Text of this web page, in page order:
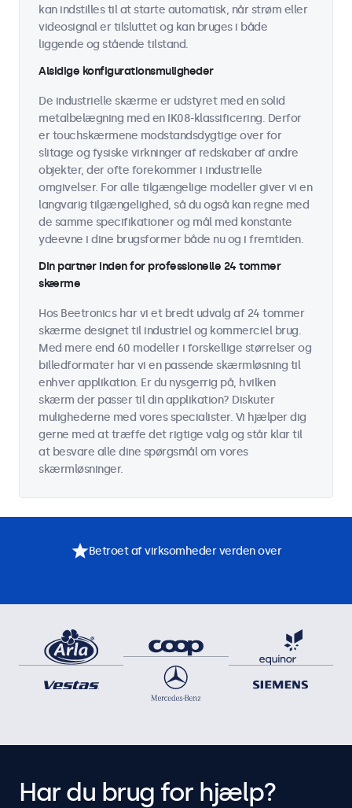
kan indstilles til at starte automatisk, når strøm eller
videosignal er tilsluttet og kan bruges i både
liggende og stående tilstand.
Alsidige konfigurationsmuligheder
De industrielle skærme er udstyret med en solid
metalbelægning med en IK08-klassificering. Derfor
er touchskærmene modstandsdygtige over for
slitage og fysiske virkninger af redskaber af andre
objekter, der ofte forekommer i industrielle
omgivelser. For alle tilgængelige modeller giver vi en
langvarig tilgængelighed, så du også kan regne med
de samme specifikationer og mål med konstante
ydeevne i dine brugsformer både nu og i fremtiden.
Din partner inden for professionelle 24 tommer
skærme
Hos Beetronics har vi et bredt udvalg af 24 tommer
skærme designet til industriel og kommerciel brug.
Med mere end 60 modeller i forskellige størrelser og
billedformater har vi en passende skærmløsning til
enhver applikation. Er du nysgerrig på, hvilken
skærm der passer til din applikation? Diskuter
mulighederne med vores specialister. Vi hjælper dig
gerne med at træffe det rigtige valg og står klar til
at besvare alle dine spørgsmål om vores
skærmløsninger.
Betroet af virksomheder verden over
Har du brug for hjælp?